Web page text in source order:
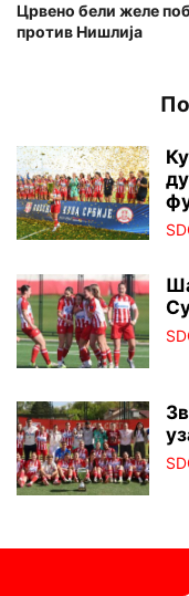
Црвено бели желе
против Нишлија